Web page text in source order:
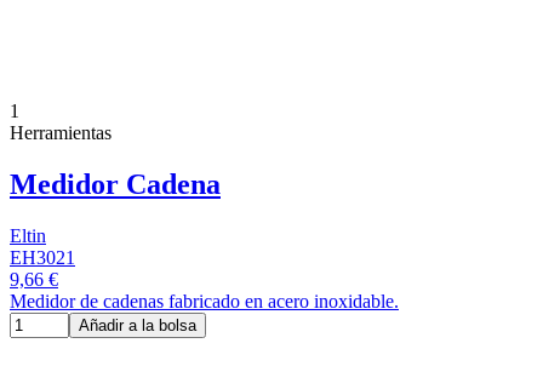
1
Herramientas
Medidor Cadena
Eltin
EH3021
9,66 €
Medidor de cadenas fabricado en acero inoxidable.
Añadir a la bolsa